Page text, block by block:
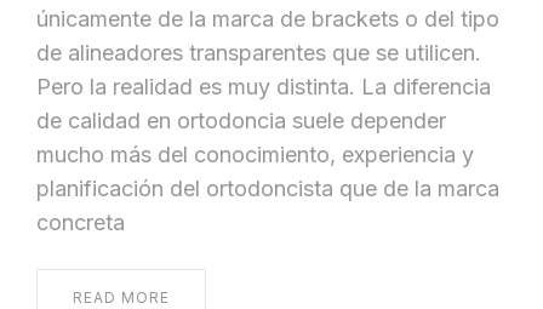
únicamente de la marca de brackets o del tipo
de alineadores transparentes que se utilicen.
Pero la realidad es muy distinta. La diferencia
de calidad en ortodoncia suele depender
mucho más del conocimiento, experiencia y
planificación del ortodoncista que de la marca
concreta
READ MORE